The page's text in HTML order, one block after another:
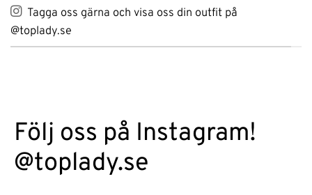
Tagga oss gärna och visa oss din outfit på
@toplady.se
Följ oss på Instagram!
@toplady.se